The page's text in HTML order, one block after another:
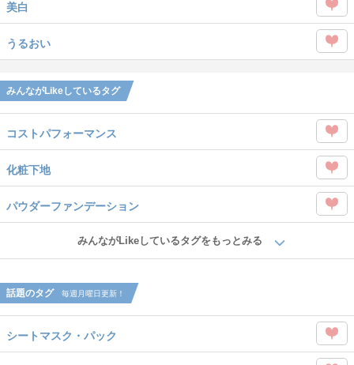
Like
タグ
を
Like
美白
この
タグ
うるおい
この
を
Like
みんながLikeしているタグ
コストパフォーマンス
この
タグ
を
Like
化粧下地
この
タグ
Like
パウダーファンデーション
この
みんながLikeしているタグをもっとみる
話題のタグ 毎週月曜日更新！
シートマスク・パック
この